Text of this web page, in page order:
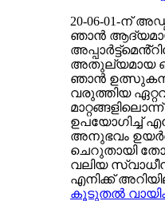
20-06-01-ന്
ഞാൻ
അതുല്യമായ
ഞാൻ
വരുത്തിയ
ഉപയോഗിച്ച്
അനുഭവം
ചെറുതായി
വലിയ
എനിക്ക്
കൂടുതൽ